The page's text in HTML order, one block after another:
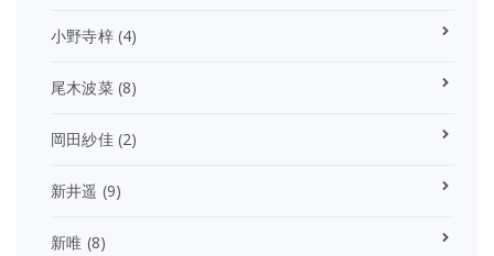
小野寺梓(4)
尾木波菜(8)
岡田紗佳(2)
新井遥 (9)
新唯 (8)